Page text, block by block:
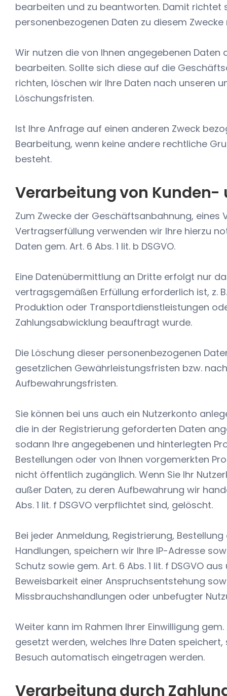
bearbeiten und zu beantworten. Damit richtet
personenbezogenen Daten zu diesem Zwecke
Wir nutzen die von Ihnen angegebenen Daten
bearbeiten. Sollte sich diese auf die
richten, löschen wir Ihre Daten nach unseren
Löschungsfristen.
Ist Ihre Anfrage auf einen anderen Zweck
Bearbeitung, wenn keine andere rechtliche
besteht.
Verarbeitung von Kunden-
Zum Zwecke der Geschäftsanbahnung, eines
Vertragserfüllung verwenden wir Ihre hierzu
Daten gem. Art. 6 Abs. 1 lit. b DSGVO.
Eine Datenübermittlung an Dritte erfolgt nur
vertragsgemäßen Erfüllung erforderlich ist, z.
Produktion oder Transportdienstleistungen
Zahlungsabwicklung beauftragt wurde.
Die Löschung dieser personenbezogenen
gesetzlichen Gewährleistungsfristen bzw.
Aufbewahrungsfristen.
Sie können bei uns auch ein Nutzerkonto
die in der Registrierung geforderten Daten
sodann Ihre angegebenen und hinterlegten
Bestellungen oder von Ihnen vorgemerkten
nicht öffentlich zugänglich. Wenn Sie Ihr
außer Daten, zu deren Aufbewahrung wir
Abs. 1 lit. f DSGVO verpflichtet sind, gelöscht.
Bei jeder Anmeldung, Registrierung,
Handlungen, speichern wir Ihre IP-Adresse
Schutz sowie gem. Art. 6 Abs. 1 lit. f DSGVO
Beweisbarkeit einer Anspruchsentstehung
Missbrauchshandlungen oder unbefugter
Weiter kann im Rahmen Ihrer Einwilligung gem.
gesetzt werden, welches Ihre Daten
Besuch automatisch eingetragen werden.
Verarbeitung durch